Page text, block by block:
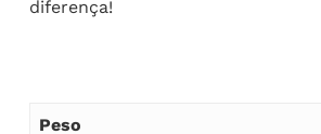
diferença!
Peso